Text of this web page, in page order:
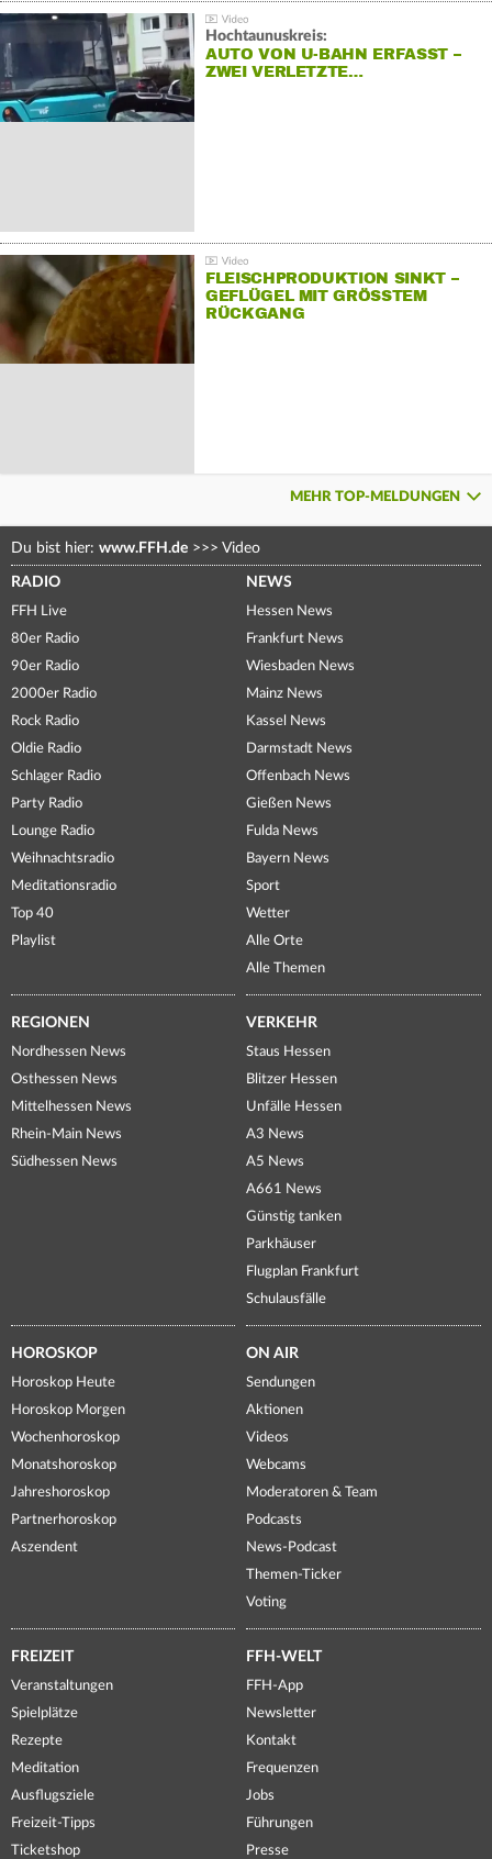
Hochtaunuskreis:
AUTO VON U-BAHN ERFASST –
ZWEI VERLETZTE…
FLEISCHPRODUKTION SINKT –
GEFLÜGEL MIT GRÖSSTEM R
ÜCKGANG
MEHR TOP-MELDUNGEN
Du bist hier: www.FFH.de >>> Video
RADIO
FFH Live
80er Radio
90er Radio
2000er Radio
Rock Radio
Oldie Radio
Schlager Radio
Party Radio
Lounge Radio
Weihnachtsradio
Meditationsradio
Top 40
Playlist
NEWS
Hessen News
Frankfurt News
Wiesbaden News
Mainz News
Kassel News
Darmstadt News
Offenbach News
Gießen News
Fulda News
Bayern News
Sport
Wetter
Alle Orte
Alle Themen
REGIONEN
Nordhessen News
Osthessen News
Mittelhessen News
Rhein-Main News
Südhessen News
VERKEHR
Staus Hessen
Blitzer Hessen
Unfälle Hessen
A3 News
A5 News
A661 News
Günstig tanken
Parkhäuser
Flugplan Frankfurt
Schulausfälle
HOROSKOP
Horoskop Heute
Horoskop Morgen
Wochenhoroskop
Monatshoroskop
Jahreshoroskop
Partnerhoroskop
Aszendent
ON AIR
Sendungen
Aktionen
Videos
Webcams
Moderatoren & Team
Podcasts
News-Podcast
Themen-Ticker
Voting
FREIZEIT
Veranstaltungen
Spielplätze
Rezepte
Meditation
Ausflugsziele
Freizeit-Tipps
Ticketshop
FFH-WELT
FFH-App
Newsletter
Kontakt
Frequenzen
Jobs
Führungen
Presse